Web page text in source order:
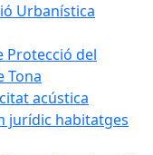
Urbanística
Protecció del
Tona
acústica
jurídic habitatges